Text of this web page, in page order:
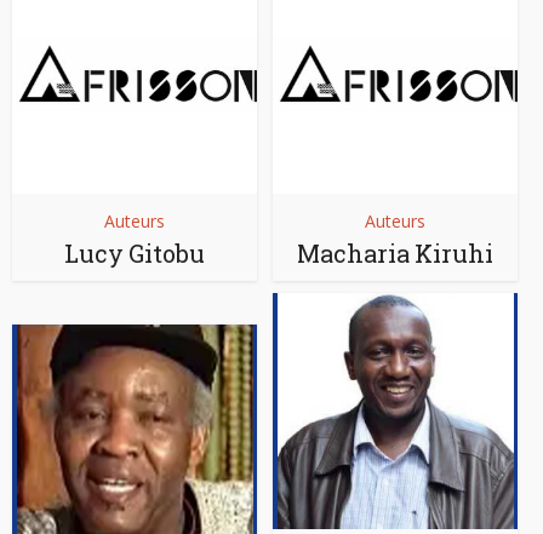
Auteurs
Lucy Gitobu
Auteurs
Macharia Kiruhi